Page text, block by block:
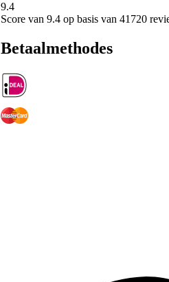
9.4
Score van 9.4op basis van 41720
Betaalmethodes